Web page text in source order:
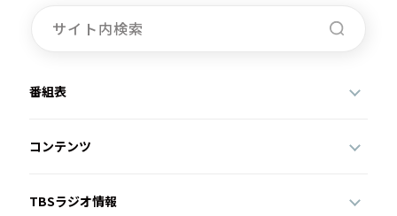
番組表
コンテンツ
TBSラジオ情報